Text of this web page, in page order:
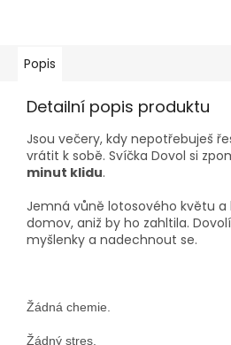
Popis
Detailní popis produktu
Jsou večery, kdy nepotřebuješ
vrátit k sobě. Svíčka Dovol si
minut klidu.
Jemná vůně lotosového květu a
domov, aniž by ho zahltila.
myšlenky a nadechnout se.
Žádná chemie.
Žádný stres.